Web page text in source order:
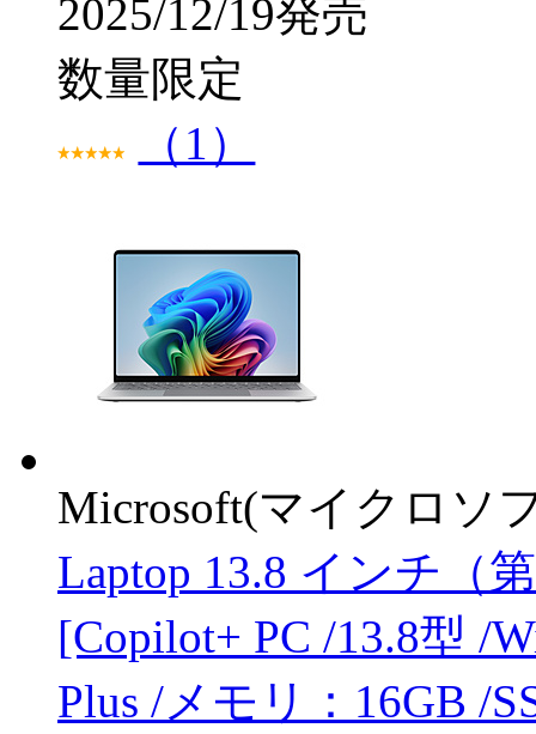
2025/12/19発売
数量限定
（1）
Microsoft(マイクロソ
Laptop 13.8 インチ（
[Copilot+ PC /13.8型 /
Plus /メモリ：16GB /